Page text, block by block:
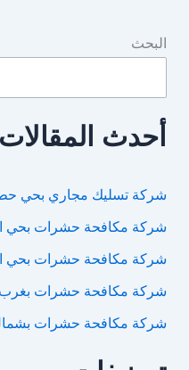
البحث
أحدث المقالات
شركة تسليك مجاري بحي
شركة مكافحة حشرات بحي
شركة مكافحة حشرات بحي
شركة مكافحة حشرات بغرب
شركة مكافحة حشرات